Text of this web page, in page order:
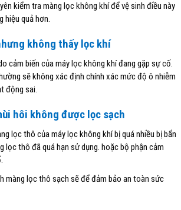
kiểm tra màng lọc không khí để vệ sinh điều này
hiệu quả hơn.
không thấy lọc khí
cảm biến của máy lọc không khí đang gặp sự cố.
sẽ không xác định chính xác mức độ ô nhiễm
động sai.
hôi không được lọc sạch
lọc thô của máy lọc không khí bị quá nhiều bị bẩn
lọc thô đã quá hạn sử dụng. hoặc bộ phận cảm
màng lọc thô sạch sẽ để đảm bảo an toàn sức